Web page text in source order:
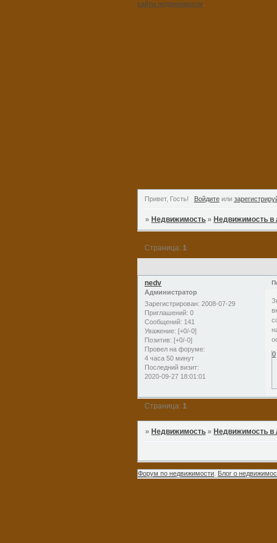
сайты недвижимости
Привет, Гость! Войдитеили
»Недвижимость »Недвижимость в
Страница: 1
nedv
Администратор
Зарегистрирован: 2008-07-29
Приглашений: 0
Сообщений: 141
Уважение: [+0/-0]
Позитив: [+0/-0]
Провел на форуме:
4 часа 50 минут
Последний визит:
2020-09-27 18:01:01
0
Страница:1
» Недвижимость » Недвижимость в
Форум по недвижимости Блог о